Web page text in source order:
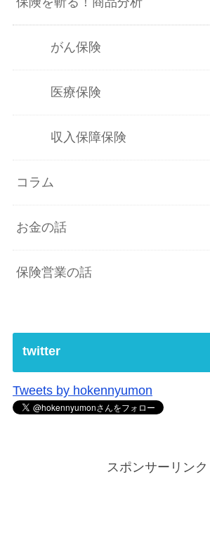
がん保険
医療保険
収入保障保険
コラム
お金の話
保険営業の話
twitter
Tweets by hokennyumon
スポンサーリンク